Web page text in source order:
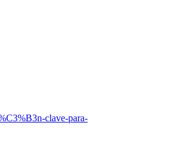
clave-para-